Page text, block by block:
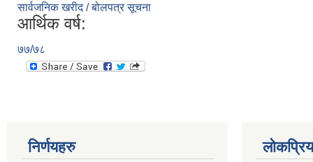
सार्वजनिक खरीद / बोलपत्र सूचना
आर्थिक वर्ष:
७७/७८
निर्णयहरु लोकप्रिय